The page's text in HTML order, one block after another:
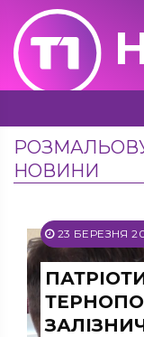
НОВИНИ
23 БЕРЕЗНЯ